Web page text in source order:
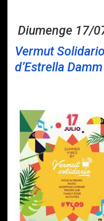
Diumenge 17/
Vermut
d’Estrella Damm